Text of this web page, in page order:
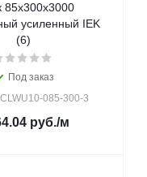
85х300х3000
усиленный IEK
(6)
Под заказ
085-300-3
руб./м